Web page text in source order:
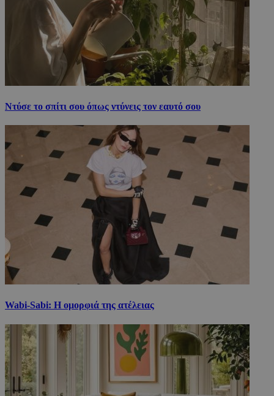
Ντύσε το σπίτι σου όπως ντύνεις τον εαυτό σου
Wabi-Sabi: Η ομορφιά της ατέλειας